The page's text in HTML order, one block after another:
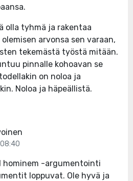
olla tyhmä ja rakentaa
arvonsa sen varaan,
tekemästä työstä mitään.
pinnalle kohoavan se
on noloa ja
Noloa ja häpeällistä.
hominem -argumentointi
loppuvat. Ole hyvä ja